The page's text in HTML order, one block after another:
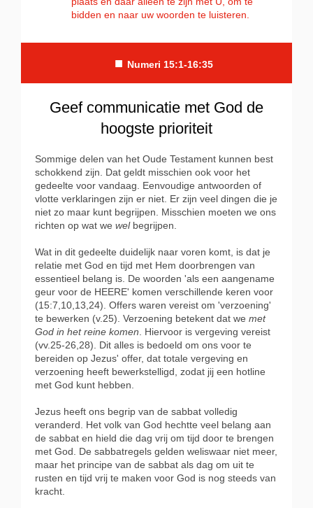
bidden en naar uw woorden te luisteren.
■ Numeri 15:1-16:35
Geef communicatie met God de
hoogste prioriteit
Sommige delen van het Oude Testament kunnen best
schokkend zijn. Dat geldt misschien ook voor het
gedeelte voor vandaag. Eenvoudige antwoorden of
vlotte verklaringen zijn er niet. Er zijn veel dingen die je
niet zo maar kunt begrijpen. Misschien moeten we ons
richten op wat we welbegrijpen.
Wat in dit gedeelte duidelijk naar voren komt, is dat je
relatie met God en tijd met Hem doorbrengen van
essentieel belang is. De woorden 'als een aangename
geur voor de HEERE' komen verschillende keren voor
(15:7,10,13,24). Offers waren vereist om 'verzoening'
te bewerken (v.25). Verzoening betekent dat we met
God in het reine komen. Hiervoor is vergeving vereist
(vv.25-26,28). Dit alles is bedoeld om ons voor te
bereiden op Jezus' offer, dat totale vergeving en
verzoening heeft bewerkstelligd, zodat jij een hotline
met God kunt hebben.
Jezus heeft ons begrip van de sabbat volledig
veranderd. Het volk van God hechtte veel belang aan
de sabbat en hield die dag vrij om tijd door te brengen
met God. De sabbatregels gelden weliswaar niet meer,
maar het principe van de sabbat als dag om uit te
rusten en tijd vrij te maken voor God is nog steeds van
kracht.